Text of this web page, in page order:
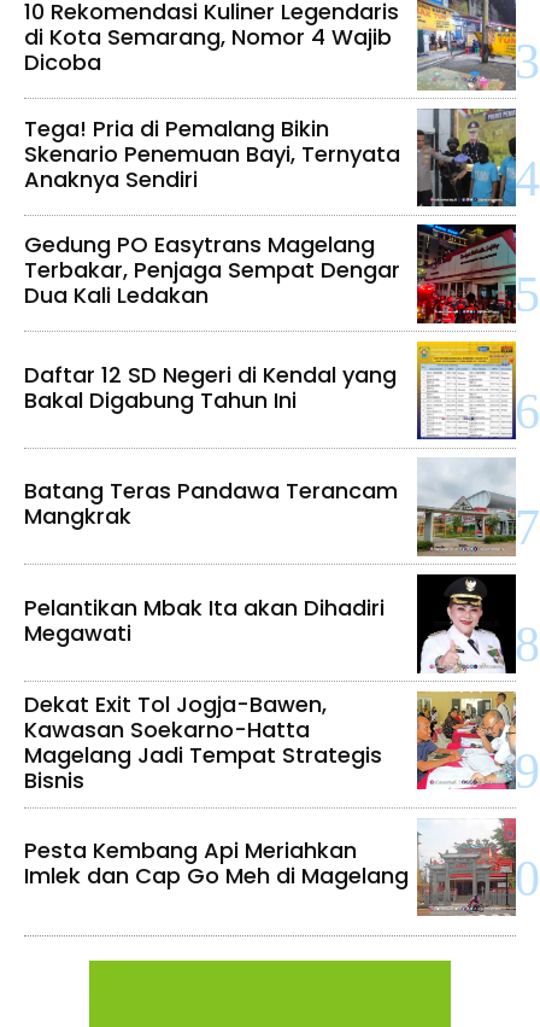
10 Rekomendasi Kuliner Legendaris
di Kota Semarang, Nomor 4 Wajib
Dicoba
Tega! Pria di Pemalang Bikin
Skenario Penemuan Bayi, Ternyata
Anaknya Sendiri
Gedung PO Easytrans Magelang
Terbakar, Penjaga Sempat Dengar
Dua Kali Ledakan
Daftar 12 SD Negeri di Kendal yang
Bakal Digabung Tahun Ini
Batang Teras Pandawa Terancam
Mangkrak
Pelantikan Mbak Ita akan Dihadiri
Megawati
Dekat Exit Tol Jogja-Bawen,
Kawasan Soekarno-Hatta
Magelang Jadi Tempat Strategis
Bisnis
Pesta Kembang Api Meriahkan
Imlek dan Cap Go Meh di Magelang